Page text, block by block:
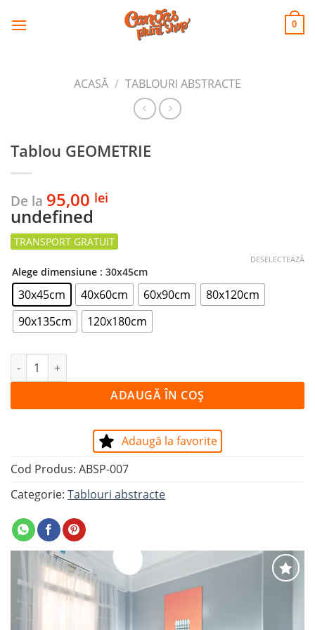
CANVAS
PRINT SHOP 0
ACASĂ / TABLOURI ABSTRACTE
Tablou GEOMETRIE
De la 95,00 lei
undefined
Alege dimensiune : 30x45cm
30x45cm 40x60cm 60x90cm
80x120cm
90x135cm
120x180cm
DESELECTEAZĂ
Cantitate Tablou GEOMETRIE
ADAUGĂ ÎN COȘ
Adaugă la favorite
Cod Produs: ABSP-007
Categorie: Tablouri abstracte